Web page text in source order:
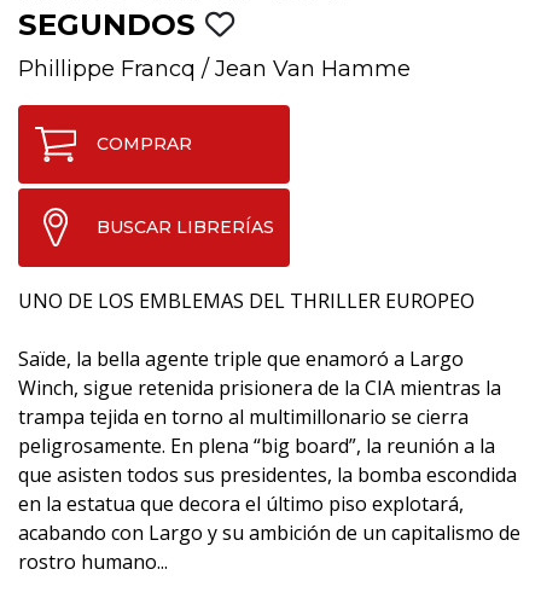
SEGUNDOS
Phillippe Francq / Jean Van Hamme
COMPRAR
BUSCAR LIBRERÍAS
UNO DE LOS EMBLEMAS DEL THRILLER EUROPEO
Saïde, la bella agente triple que enamoró a Largo
Winch, sigue retenida prisionera de la CIA mientras la
trampa tejida en torno al multimillonario se cierra
peligrosamente. En plena “big board”, la reunión a la
que asisten todos sus presidentes, la bomba escondida
en la estatua que decora el último piso explotará,
acabando con Largo y su ambición de un capitalismo de
rostro humano...